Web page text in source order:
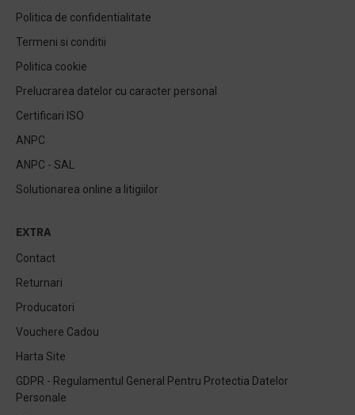
Politica de confidentialitate
Termeni si conditii
Politica cookie
Prelucrarea datelor cu caracter personal
Certificari ISO
ANPC
ANPC - SAL
Solutionarea online a litigiilor
EXTRA
Contact
Returnari
Producatori
Vouchere Cadou
Harta Site
GDPR - Regulamentul General Pentru Protectia Datelor
Personale